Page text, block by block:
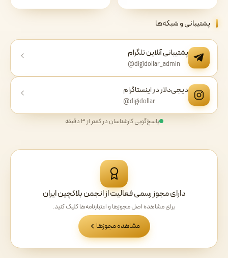
پشتیبانی و شبکه‌ها
پشتیبانی آنلاین تلگرام
@digidollar_admin
دیجی‌دلار در اینستاگرام
@digidollar
پاسخ‌گویی کارشناسان در کمتر از ۳ دقیقه
دارای مجوز رسمی فعالیت از انجمن بلاکچین ایران
برای مشاهده اصل مجوزها و اعتبارنامه‌ها کلیک کنید.
مشاهده مجوزها